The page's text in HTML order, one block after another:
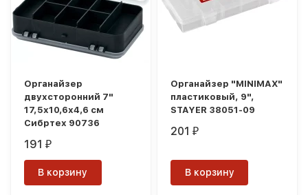
Органайзер
двухсторонний 7"
17,5х10,6х4,6 см
Сибртех 90736
191₽
В корзину
Органайзер "MINIMAX"
пластиковый, 9",
STAYER 38051-09
201₽
В корзину